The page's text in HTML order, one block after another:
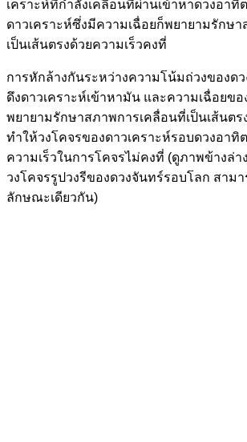
เคราะห์ที่กำลังเคลื่อนที่ผ่านเข้าหาดวงอาทิ
ดาวเคราะห์ซึ่งมีความเฉื่อยก็พยายามรักษ
เป็นเส้นตรงด้วยความเร็วคงที่
การหักล้างกันระหว่างความโน้มถ่วงของด
ดึงดาวเคราะห์เข้าหามัน และความเฉื่อยขอ
พยายามรักษาสภาพการเคลื่อนที่เป็นเส้นตร
ทำให้วงโคจรของดาวเคราะห์รอบดวงอาทิ
ความเร็วในการโคจรไม่คงที่ (ดูภาพข้างล่า
วงโคจรรูปวงรีของดวงจันทร์รอบโลก สาม
ลักษณะเดียวกัน)